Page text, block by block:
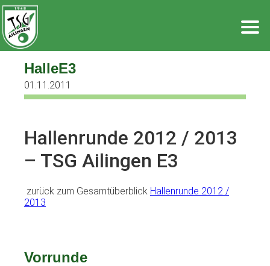
Zum
Inhalt
springen
HalleE3
01.11.2011
Hallenrunde 2012 / 2013
– TSG Ailingen E3
zurück zum Gesamtüberblick Hallenrunde 2012 /
2013
Vorrunde